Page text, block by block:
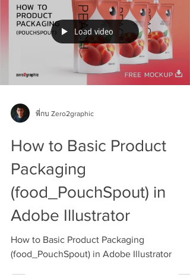
Load video
พี่กบ Zero2graphic
How to Basic Product
Packaging
(food_PouchSpout) in
Adobe Illustrator
How to Basic Product Packaging
(food_PouchSpout) in Adobe Illustrator